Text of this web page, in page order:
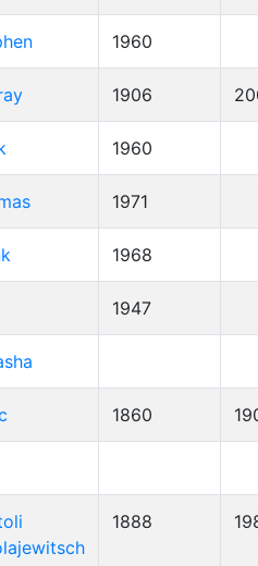
1960
1906
1960
1971
1968
1947
1860
1888